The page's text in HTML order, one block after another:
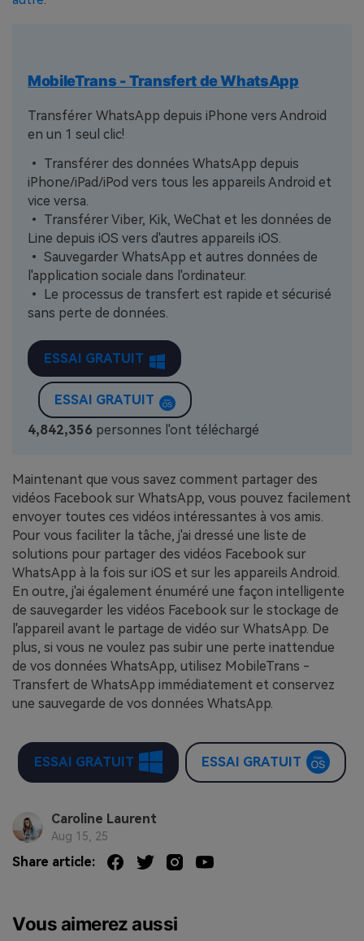
MobileTrans - Transfert de WhatsApp
Transférer WhatsApp depuis iPhone vers Android
en un 1 seul clic!
• Transférer des données WhatsApp depuis
iPhone/iPad/iPod vers tous les appareils Android et
vice versa.
• Transférer Viber, Kik, WeChat et les données de
Line depuis iOS vers d'autres appareils iOS.
• Sauvegarder WhatsApp et autres données de
l'application sociale dans l'ordinateur.
• Le processus de transfert est rapide et sécurisé
sans perte de données.
ESSAI GRATUIT
ESSAI GRATUIT
4,842,358 personnes l'ont téléchargé
Maintenant que vous savez comment partager des
vidéos Facebook sur WhatsApp, vous pouvez facilement
envoyer toutes ces vidéos intéressantes à vos amis.
Pour vous faciliter la tâche, j'ai dressé une liste de
solutions pour partager des vidéos Facebook sur
WhatsApp à la fois sur iOS et sur les appareils Android.
En outre, j'ai également énuméré une façon intelligente
de sauvegarder les vidéos Facebook sur le stockage de
l'appareil avant le partage de vidéo sur WhatsApp. De
plus, si vous ne voulez pas subir une perte inattendue
de vos données WhatsApp, utilisez MobileTrans -
Transfert de WhatsApp immédiatement et conservez
une sauvegarde de vos données WhatsApp.
ESSAI GRATUIT ESSAI GRATUIT
Caroline Laurent
Aug 15, 25
Share article:
Vous aimerez aussi